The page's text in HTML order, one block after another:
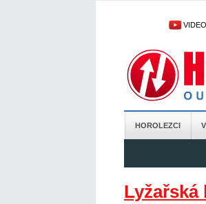
VIDEO
HOROLEZCI
Lyžařská